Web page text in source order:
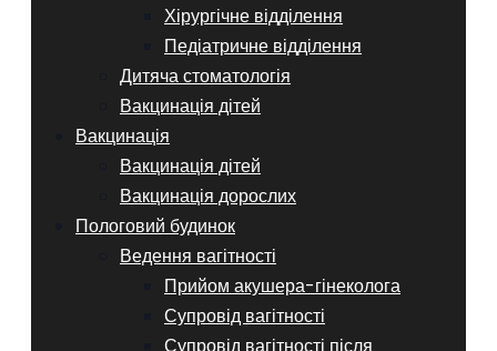
Хірургічне відділення
Педіатричне відділення
Дитяча стоматологія
Вакцинація дітей
Вакцинація
Вакцинація дітей
Вакцинація дорослих
Пологовий будинок
Ведення вагітності
Прийом акушера-гінеколога
Супровід вагітності